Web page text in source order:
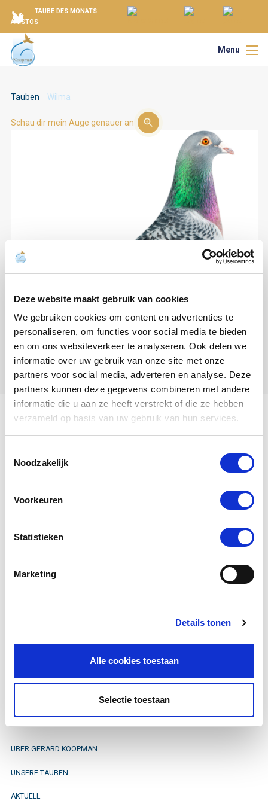
Deze website maakt gebruik van cookies
We gebruiken cookies om content en advertenties te
personaliseren, om functies voor social media te bieden
en om ons websiteverkeer te analyseren. Ook delen we
informatie over uw gebruik van onze site met onze
partners voor social media, adverteren en analyse. Deze
partners kunnen deze gegevens combineren met andere
informatie die u aan ze heeft verstrekt of die ze hebben
verzameld op basis van uw gebruik van hun services.
Noodzakelijk
Voorkeuren
Statistieken
Marketing
Details tonen
Alle cookies toestaan
Selectie toestaan
TAUBE DES MONATS:
ARISTOS
Menu
Tauben Wilma
Schau dir mein Auge genauer an
Ich heiße Wilma.
Jahr2010
Sie finden sie anhand der
Ringnummer
Bleib informiert
ÜBER GERARD KOOPMAN
ÜNSERE TAUBEN
AKTUELL